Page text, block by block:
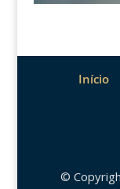
Início
©